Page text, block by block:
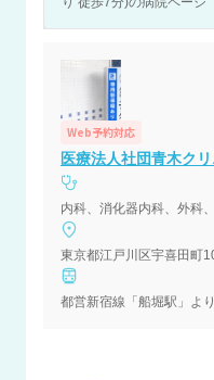
Web予約対応
医療法人社団青木ク
内科、消化器内科、外科
東京都江戸川区宇喜田町
都営新宿線「船堀駅」よ